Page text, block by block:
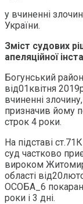
у вчиненні
України.
Зміст судових
апеляційної
Богунський
від01квітня
вчиненні
призначив йому
строк 4 роки.
На підставі
суд частково
вироком
області
ОСОБА_6
роки і 3 дні.